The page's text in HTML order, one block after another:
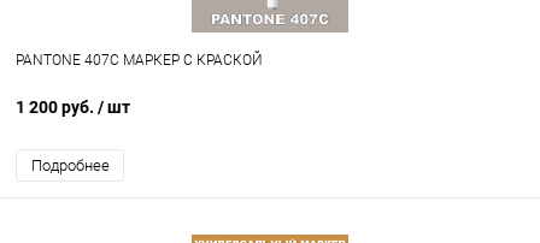
PANTONE 407C МАРКЕР С КРАСКОЙ
1 200 руб. / шт
Подробнее